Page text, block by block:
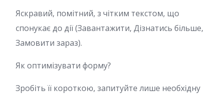
Яскравий, помітний, з чітким текстом, що
спонукає до дії (Завантажити, Дізнатись більше,
Замовити зараз).
Як оптимізувати форму?
Зробіть її короткою, запитуйте лише необхідну